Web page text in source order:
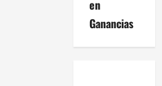
en
Ganancias